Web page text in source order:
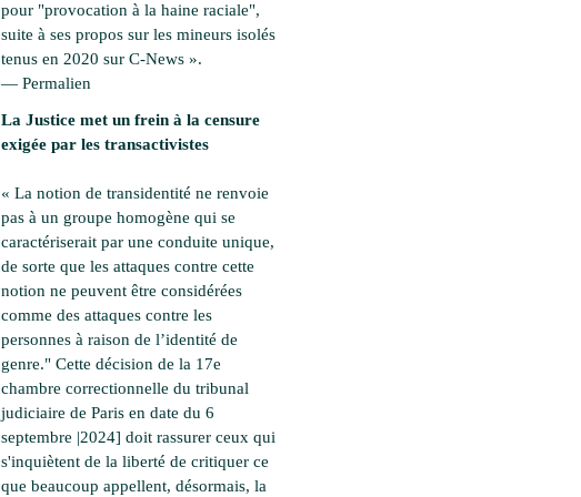
pour "provocation à la haine raciale",
suite à ses propos sur les mineurs isolés
tenus en 2020 sur C-News ».
— Permalien
La Justice met un frein à la censure
exigée par les transactivistes
« La notion de transidentité ne renvoie
pas à un groupe homogène qui se
caractériserait par une conduite unique,
de sorte que les attaques contre cette
notion ne peuvent être considérées
comme des attaques contre les
personnes à raison de l’identité de
genre." Cette décision de la 17e
chambre correctionnelle du tribunal
judiciaire de Paris en date du 6
septembre |2024] doit rassurer ceux qui
s'inquiètent de la liberté de critiquer ce
que beaucoup appellent, désormais, la